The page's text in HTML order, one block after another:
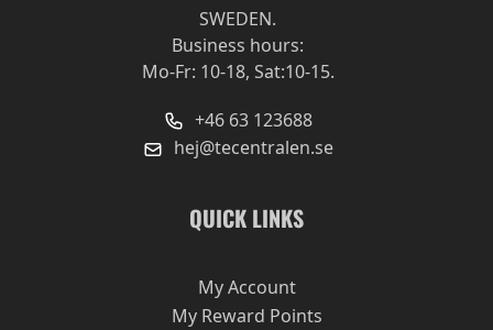
SWEDEN.
Business hours:
Mo-Fr: 10-18, Sat:10-15.
+46 63 123688
hej@tecentralen.se
QUICK LINKS
My Account
My Reward Points